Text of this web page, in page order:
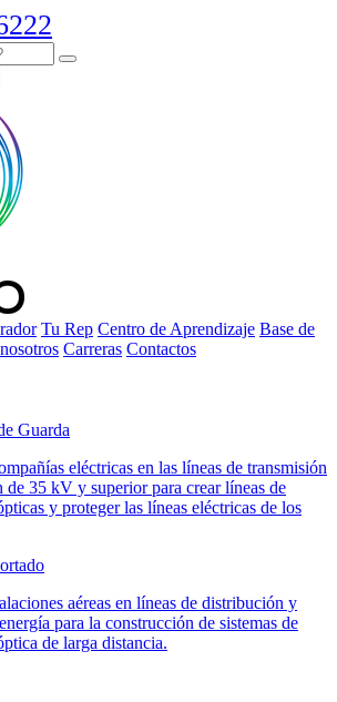
Tu Rep Centro de Aprendizaje Base de
Carreras Contactos
Guarda
eléctricas en las líneas de transmisión
de 35 kV y superior para crear líneas de
y proteger las líneas eléctricas de los
aéreas en líneas de distribución y
para la construcción de sistemas de
de larga distancia.